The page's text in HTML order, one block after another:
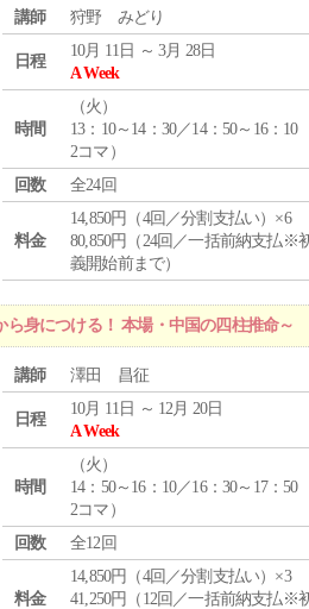
講師 狩野 みどり
日程
10月 11日 ～ 3月 28日
A Week
時間
（火 ）
13：10～14：30／14：50～16：10
2コマ）
回数
全24回
料金
14,850円（4回／分割支払い）×6
80,850円（24回／一括前納支払※
義開始前まで）
身につける！ 本場・中国の四柱推命～
講師 澤田 昌征
日程
10月 11日 ～ 12月 20日
A Week
時間
（火 ）
14：50～16：10／16：30～17：50
2コマ）
回数
全12回
料金
14,850円（4回／分割支払い）×3
41,250円（12回／一括前納支払※